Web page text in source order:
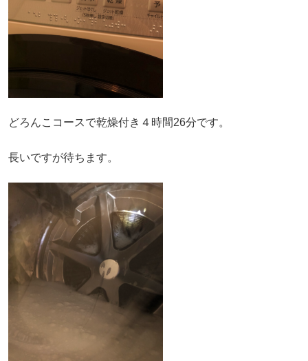
どろんこコースで乾燥付き４時間26分です。
長いですが待ちます。